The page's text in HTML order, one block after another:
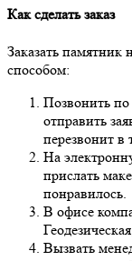
Как сделать заказ
Заказать
способом:
Позвонить
отправить
перезвонит в
На
прислать
понравилось.
В офисе
Вызвать